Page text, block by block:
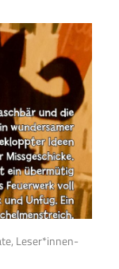
Leser*innen-